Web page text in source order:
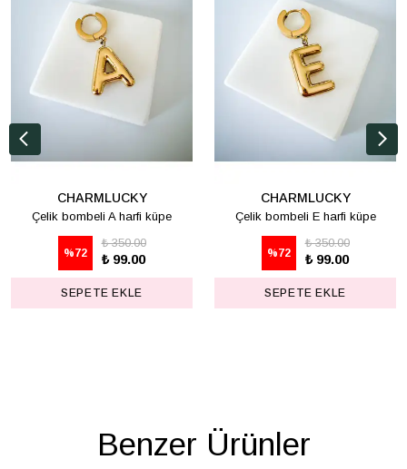
CHARMLUCKY
Çelik bombeli A harfi küpe
%72
₺ 350.00
₺ 99.00
SEPETE EKLE
CHARMLUCKY
Çelik bombeli E harfi küpe
%72
₺ 350.00
₺ 99.00
SEPETE EKLE
Benzer Ürünler